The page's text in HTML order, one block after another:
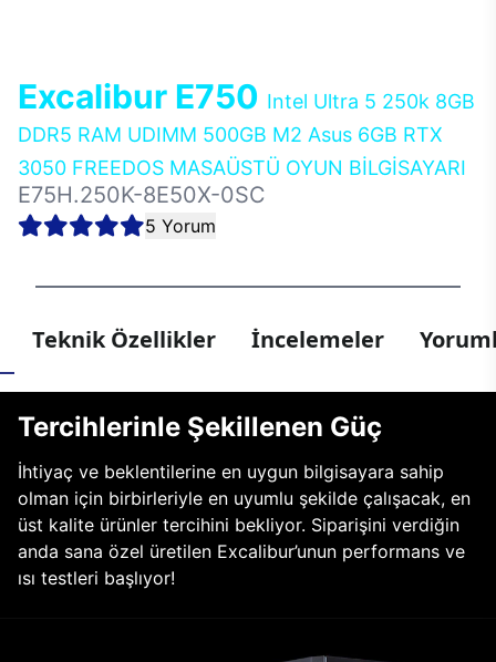
Excalibur E750 Intel Ultra 5 250k 8GB
DDR5 RAM UDIMM 500GB M2 Asus 6GB RTX
3050 FREEDOS MASAÜSTÜ OYUN BİLGİSAYARI
E75H.250K-8E50X-0SC
5 Yorum
Teknik Özellikler İncelemeler
Tercihlerinle Şekillenen Güç
İhtiyaç ve beklentilerine en uygun bilgisayara sahip
olman için birbirleriyle en uyumlu şekilde çalışacak, en
üst kalite ürünler tercihini bekliyor. Siparişini verdiğin
anda sana özel üretilen Excalibur’unun performans ve
ısı testleri başlıyor!